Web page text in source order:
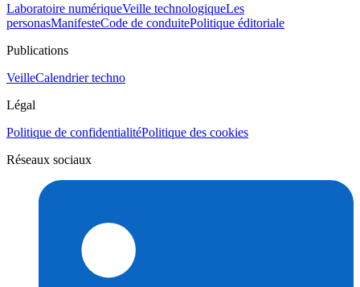
Laboratoire numériqueVeille technologiqueLes
personasManifesteCode de conduitePolitique éditoriale
Publications
VeilleCalendrier techno
Légal
Politique de confidentialitéPolitique des cookies
Réseaux sociaux